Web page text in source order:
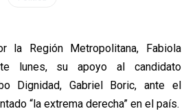
la Región Metropolitana, Fabiola
lunes, su apoyo al candidato
Dignidad, Gabriel Boric, ante el
“la extrema derecha” en el país.